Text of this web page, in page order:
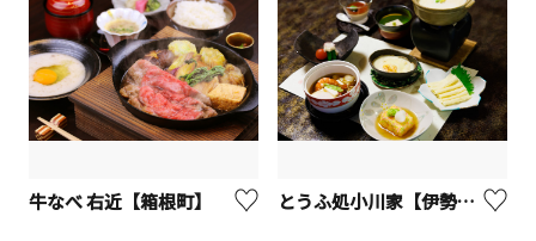
牛なべ 右近【箱根町】 とうふ処小川家【伊勢原市】